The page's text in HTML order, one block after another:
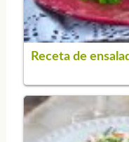
Receta de